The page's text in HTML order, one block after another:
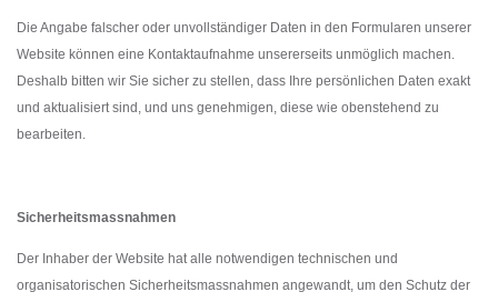
Die Angabe falscher oder unvollständiger Daten in den Formularen unserer
Website können eine Kontaktaufnahme unsererseits unmöglich machen.
Deshalb bitten wir Sie sicher zu stellen, dass Ihre persönlichen Daten exakt
und aktualisiert sind, und uns genehmigen, diese wie obenstehend zu
bearbeiten.
Sicherheitsmassnahmen
Der Inhaber der Website hat alle notwendigen technischen und
organisatorischen Sicherheitsmassnahmen angewandt, um den Schutz der